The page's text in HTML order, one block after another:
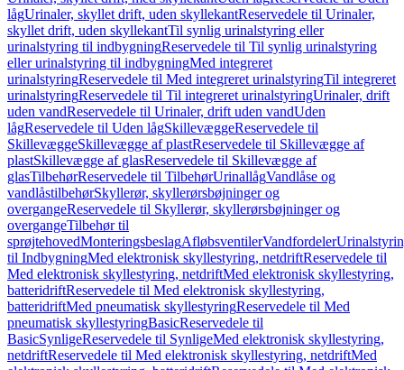
lågUrinaler, skyllet drift, uden skyllekantReservedele til Urinaler,
skyllet drift, uden skyllekantTil synlig urinalstyring eller
urinalstyring til indbygningReservedele til Til synlig urinalstyring
eller urinalstyring til indbygningMed integreret
urinalstyringReservedele til Med integreret urinalstyringTil integreret
urinalstyringReservedele til Til integreret urinalstyringUrinaler, drift
uden vandReservedele til Urinaler, drift uden vandUden
lågReservedele til Uden lågSkillevæggeReservedele til
SkillevæggeSkillevægge af plastReservedele til Skillevægge af
plastSkillevægge af glasReservedele til Skillevægge af
glasTilbehørReservedele til TilbehørUrinallågVandlåse og
vandlåstilbehørSkyllerør, skyllerørsbøjninger og
overgangeReservedele til Skyllerør, skyllerørsbøjninger og
overgangeTilbehør til
sprøjtehovedMonteringsbeslagAfløbsventilerVandfordeler
til IndbygningMed elektronisk skyllestyring, netdriftReservedele til
Med elektronisk skyllestyring, netdriftMed elektronisk skyllestyring,
batteridriftReservedele til Med elektronisk skyllestyring,
batteridriftMed pneumatisk skyllestyringReservedele til Med
pneumatisk skyllestyringBasicReservedele til
BasicSynligeReservedele til SynligeMed elektronisk skyllestyring,
netdriftReservedele til Med elektronisk skyllestyring, netdriftMed